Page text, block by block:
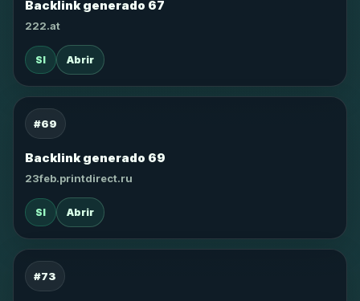
Backlink generado 67
222.at
SI Abrir
#69
Backlink generado 69
23feb.printdirect.ru
SI Abrir
#73